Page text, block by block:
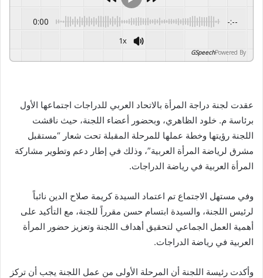
0:00 -:--
1x
Powered By
GSpeech
عقدت لجنة دراجة المرأة بالاتحاد العربي للدراجات اجتماعها الأول
برئاسة م. خلود الظاهري، وبحضور أعضاء اللجنة، حيث ناقشت
اللجنة رؤيتها وخطة عملها للمرحلة المقبلة تحت شعار “مستقبل
مشرق لرياضة المرأة العربية”، وذلك في إطار دعم وتطوير مشاركة
المرأة العربية في رياضة الدراجات.
وفي مستهل الاجتماع تم اعتماد السيدة كريمة صلاح الدين نائباً
لرئيس اللجنة، والسيدة ابتسام حسن مقرراً للجنة، مع التأكيد على
أهمية العمل الجماعي لتحقيق أهداف اللجنة وتعزيز حضور المرأة
العربية في رياضة الدراجات.
وأكدت رئيسة اللجنة أن المرحلة الأولى من عمل اللجنة يجب أن تركز